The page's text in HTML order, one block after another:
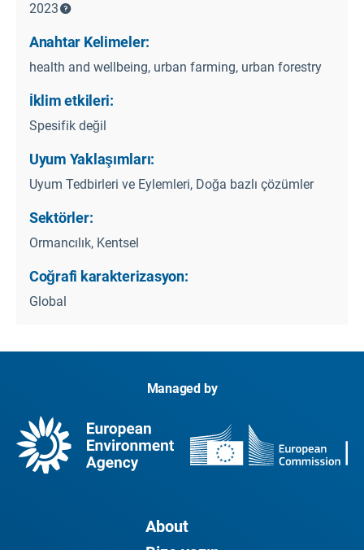
2023
Anahtar Kelimeler:
health and wellbeing, urban farming, urban forestry
İklim etkileri:
Spesifik değil
Uyum Yaklaşımları:
Uyum Tedbirleri ve Eylemleri, Doğa bazlı çözümler
Sektörler:
Ormancılık, Kentsel
Coğrafi karakterizasyon:
Global
Managed by
About